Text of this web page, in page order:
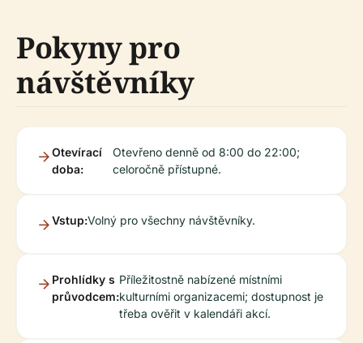
Pokyny pro
návštěvníky
Otevírací
doba:
Otevřeno denně od 8:00 do 22:00;
celoročně přístupné.
Vstup:Volný pro všechny návštěvníky.
Prohlídky s
průvodcem:
Příležitostně nabízené místními
kulturními organizacemi; dostupnost je
třeba ověřit v kalendáři akcí.